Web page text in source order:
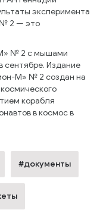
эксперимента
№ 2 — это
№ 2 с мышами
сентябре. Издание
М» № 2 создан на
корабля
в космос в
#документы